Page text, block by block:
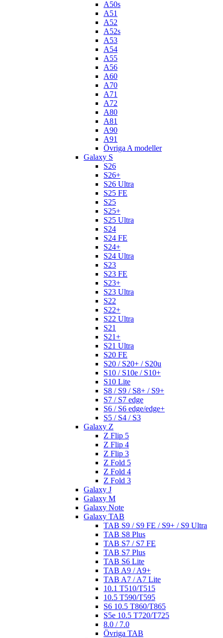
A50s
A51
A52
A52s
A53
A54
A55
A56
A60
A70
A71
A72
A80
A81
A90
A91
Övriga A modeller
Galaxy S
S26
S26+
S26 Ultra
S25 FE
S25
S25+
S25 Ultra
S24
S24 FE
S24+
S24 Ultra
S23
S23 FE
S23+
S23 Ultra
S22
S22+
S22 Ultra
S21
S21+
S21 Ultra
S20 FE
S20 / S20+ / S20u
S10 / S10e / S10+
S10 Lite
S8 / S9 / S8+ / S9+
S7 / S7 edge
S6 / S6 edge/edge+
S5 / S4 / S3
Galaxy Z
Z Flip 5
Z Flip 4
Z Flip 3
Z Fold 5
Z Fold 4
Z Fold 3
Galaxy J
Galaxy M
Galaxy Note
Galaxy TAB
TAB S9 / S9 FE / S9+ / S9 Ultra
TAB S8 Plus
TAB S7 / S7 FE
TAB S7 Plus
TAB S6 Lite
TAB A9 / A9+
TAB A7 / A7 Lite
10.1 T510/T515
10.5 T590/T595
S6 10.5 T860/T865
S5e 10.5 T720/T725
8.0 / 7.0
Övriga TAB